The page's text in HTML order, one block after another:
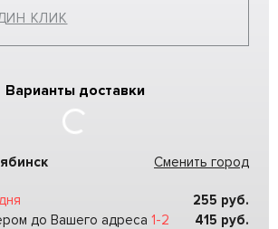
КЛИК
Варианты доставки
Сменить город
255 руб.
до Вашего адреса 1-2
415 руб.